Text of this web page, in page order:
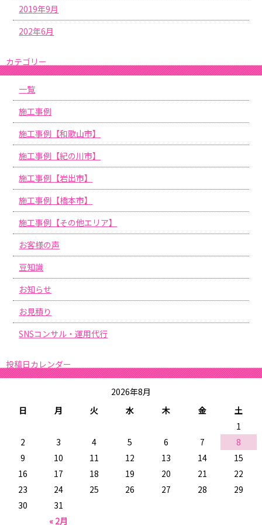
2019年9月
202年6月
カテゴリー
一覧
施工事例
施工事例【和歌山市】
施工事例【紀の川市】
施工事例【岩出市】
施工事例【橋本市】
施工事例【その他エリア】
お客様の声
豆知識
お知らせ
お見積り
SNSコンサル・運用代行
投稿日カレンダー
2026年8月
日
月 火 水 木 金 土
« 2月
1
2
3 4 5 6 7
8
9
10 11 12 13 14
15
16
17 18 19 20 21
22
23
24 25 26 27 28
29
30
31